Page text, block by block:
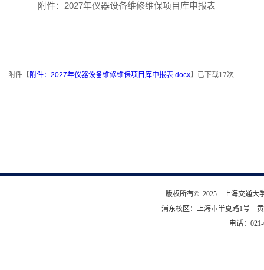
版权所有© 2025 上海交通大
浦东校区：上海市半夏路1号
电话：
附件：2027年仪器设备维修维保项目库申报表
附件【 附件：2027年仪器设备维修维保项目库申报表.docx】已下载17次